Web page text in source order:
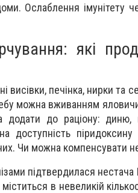
Ослаблення імунітету
які
висівки, печінка, нирки та
можна вживанням
до раціону: диню,
доступність
Чи можна компенсувати
підтвердилася нестача
в невеликій